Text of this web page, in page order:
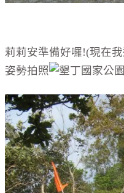
莉莉安準備好囉!(現在
姿勢拍照